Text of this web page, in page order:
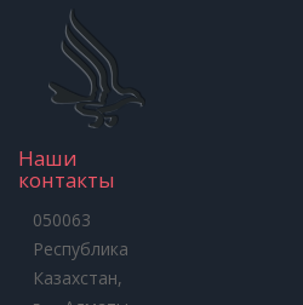
Наши
контакты
050063
Республика
Казахстан,